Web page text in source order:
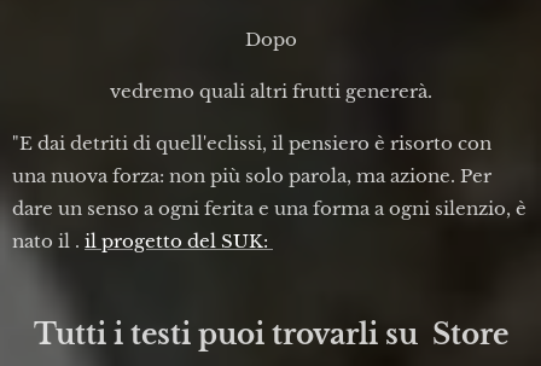
Dopo
vedremo quali altri frutti genererà.
"E dai detriti di quell'eclissi, il pensiero è risorto con
una nuova forza: non più solo parola, ma azione. Per
dare un senso a ogni ferita e una forma a ogni silenzio, è
nato il . il progetto del SUK:
Tutti i testi puoi trovarli su Store